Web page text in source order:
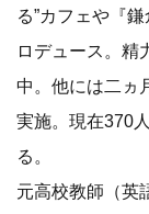
る”カフェや『
ロデュース。精
中。他には二ヵ
実施。現在370
る。
元高校教師（英